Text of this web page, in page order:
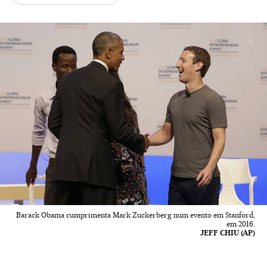
Barack Obama cumprimenta Mark Zuckerberg num evento em Stanford,
em 2016.
JEFF CHIU (AP)